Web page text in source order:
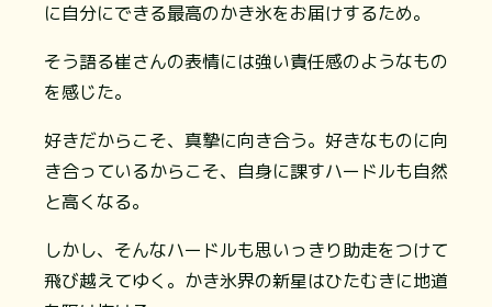
に自分にできる最高のかき氷をお届けするため。
そう語る崔さんの表情には強い責任感のようなもの
を感じた。
好きだからこそ、真摯に向き合う。好きなものに向
き合っているからこそ、自身に課すハードルも自然
と高くなる。
しかし、そんなハードルも思いっきり助走をつけて
飛び越えてゆく。かき氷界の新星はひたむきに地道